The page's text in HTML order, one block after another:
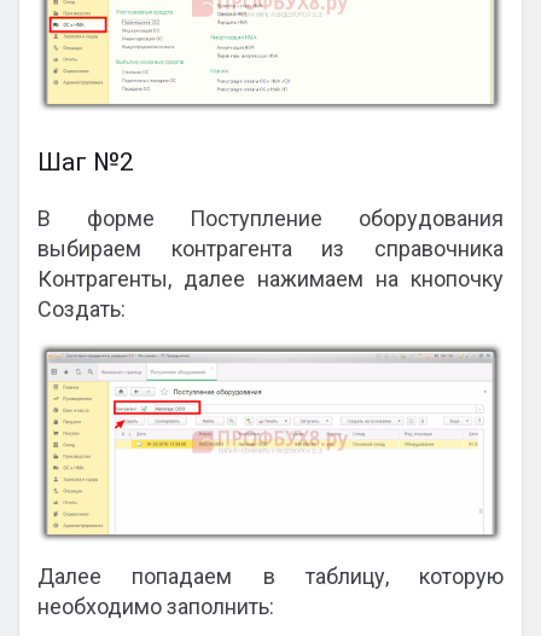
Шаг №2
В форме Поступление оборудования
выбираем контрагента из справочника
Контрагенты, далее нажимаем на кнопочку
Создать:
Далее попадаем в таблицу, которую
необходимо заполнить: